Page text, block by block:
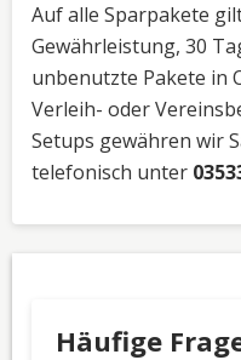
Auf alle Sparpakete
Gewährleistung, 30
unbenutzte Pakete in
Verleih- oder
Setups gewähren wir
telefonisch unter
Häufige